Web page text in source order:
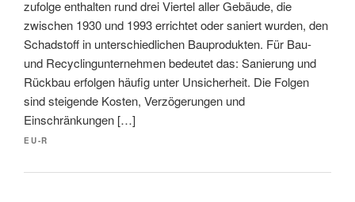
zufolge enthalten rund drei Viertel aller Gebäude, die
zwischen 1930 und 1993 errichtet oder saniert wurden, den
Schadstoff in unterschiedlichen Bauprodukten. Für Bau-
und Recyclingunternehmen bedeutet das: Sanierung und
Rückbau erfolgen häufig unter Unsicherheit. Die Folgen
sind steigende Kosten, Verzögerungen und
Einschränkungen […]
EU-R